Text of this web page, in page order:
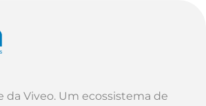
da Viveo. Um ecossistema de